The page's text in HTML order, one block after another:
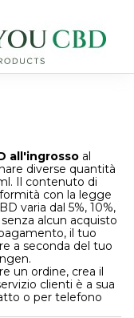
all'ingrosso al
diverse quantità
Il contenuto di
con la legge
varia dal 5%, 10%,
alcun acquisto
il tuo
a seconda del tuo
un ordine, crea il
clienti è a sua
o per telefono